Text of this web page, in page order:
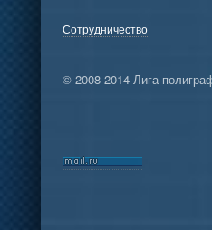
Сотрудничество
© 2008-2014 Лига